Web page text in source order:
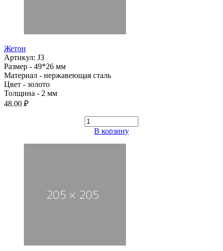
Жетон
Артикул: J3
Размер - 49*26 мм
Материал - нержавеющая сталь
Цвет - золото
Толщина - 2 мм
48.00 ₽
В корзину